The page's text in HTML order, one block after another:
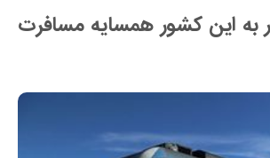
به این کشور همسایه مسافرت